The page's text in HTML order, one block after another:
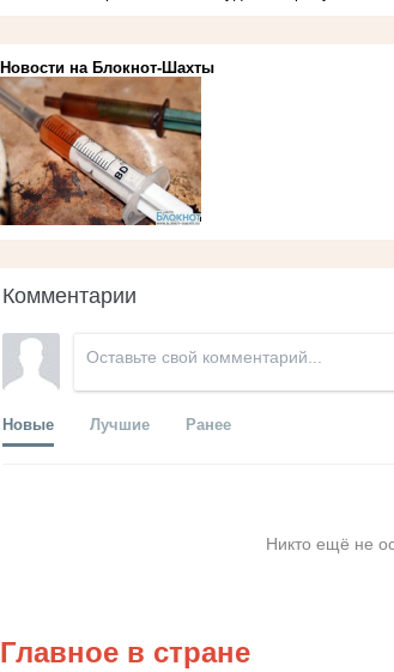
Новости на Блoкнoт-Шахты
Комментарии
Новые Лучшие Ранее
Никто ещё не
Главное в стране